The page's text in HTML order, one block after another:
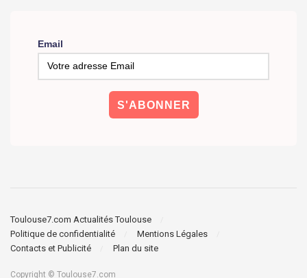
Email
Toulouse7.com Actualités Toulouse
Politique de confidentialité
Mentions Légales
Contacts et Publicité
Plan du site
Copyright © Toulouse7.com